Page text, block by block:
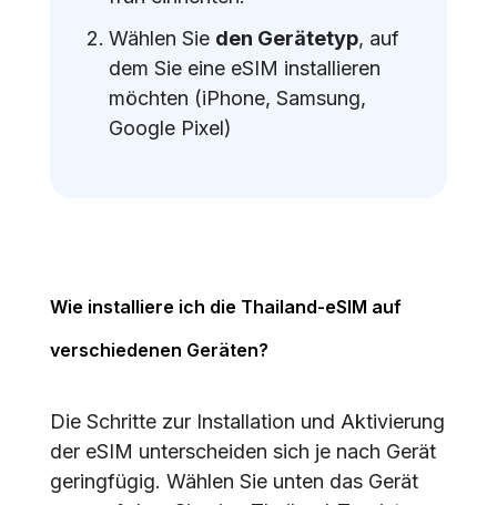
Wählen Sie den Gerätetyp, auf
dem Sie eine eSIM installieren
möchten (iPhone, Samsung,
Google Pixel)
Wie installiere ich die Thailand-eSIM auf
verschiedenen Geräten?
Die Schritte zur Installation und Aktivierung
der eSIM unterscheiden sich je nach Gerät
geringfügig. Wählen Sie unten das Gerät